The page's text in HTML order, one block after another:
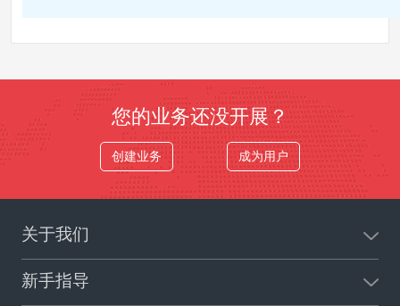
您的业务还没开展？
创建业务 成为用户
关于我们
新手指导